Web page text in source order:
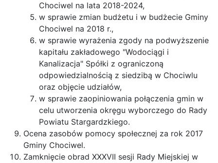
Chociwel na lata 2018-2024,
w sprawie zmian budżetu i w budżecie Gminy
Chociwel na 2018 r.,
w sprawie wyrażenia zgody na podwyższenie
kapitału zakładowego "Wodociągi i
Kanalizacja" Spółki z ograniczoną
odpowiedzialnością z siedzibą w Chociwlu
oraz objęcie udziałów,
w sprawie zaopiniowania połączenia gmin w
celu utworzenia okręgu wyborczego do Rady
Powiatu Stargardzkiego.
Ocena zasobów pomocy społecznej za rok 2017
Gminy Chociwel.
Zamknięcie obrad XXXVII sesji Rady Miejskiej w